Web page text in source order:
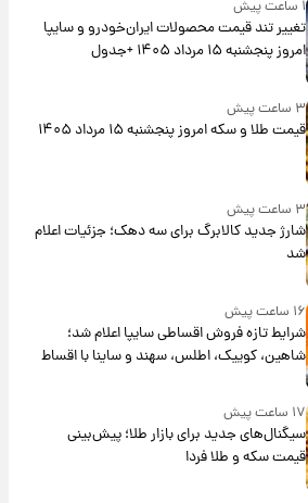
۱ ساعت پیش
تغییر تند قیمت محصولات ایران‌خودرو و سایپا
امروز پنجشنبه ۱۵ مرداد ۱۴۰۵ +جدول
۳ ساعت پیش
قیمت طلا و سکه امروز پنجشنبه ۱۵ مرداد ۱۴۰۵
۳ ساعت پیش
شارژ جدید کالابرگ برای سه دهک؛ جزئیات اعلام
شد
۱۶ ساعت پیش
شرایط تازه فروش اقساطی سایپا اعلام شد؛
شاهین، کوییک، اطلس، سهند و ساینا با اقساط
بلندمدت + جدول
۱۷ ساعت پیش
سیگنال‌های جدید برای بازار طلا؛ پیش‌بینی
قیمت سکه و طلا فردا